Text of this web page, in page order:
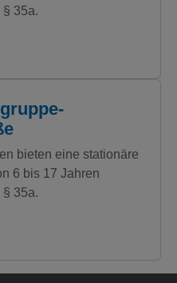
35a.
bieten eine stationäre
6 bis 17 Jahren
35a.